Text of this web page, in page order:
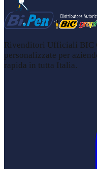
Rivenditori Ufficiali BIC
personalizzate per
rapida in tutta Italia.